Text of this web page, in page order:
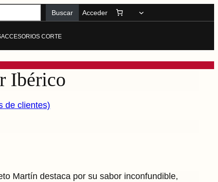
Buscar Acceder
ACCESORIOS CORTE
Ibérico
de clientes)
Martín destaca por su sabor inconfundible,